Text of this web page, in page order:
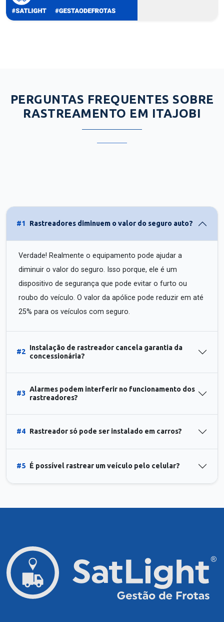
PERGUNTAS FREQUENTES SOBRE
RASTREAMENTO EM ITAJOBI
#1 Rastreadores diminuem o valor do seguro auto?
Verdade! Realmente o equipamento pode ajudar a
diminuir o valor do seguro. Isso porque, ele é um
dispositivo de segurança que pode evitar o furto ou
roubo do veículo. O valor da apólice pode reduzir em até
25% para os veículos com seguro.
#2
Instalação de rastreador cancela garantia da
concessionária?
#3
Alarmes podem interferir no funcionamento dos
rastreadores?
#4 Rastreador só pode ser instalado em carros?
#5 É possível rastrear um veículo pelo celular?